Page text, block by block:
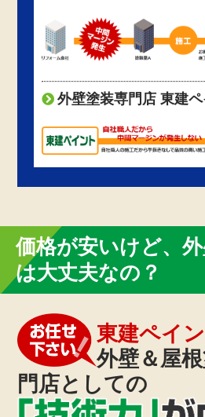
外壁塗装専門店 東建
価格が安いけど、
は大丈夫なの？
東建ペイ
外壁＆屋
門店としての